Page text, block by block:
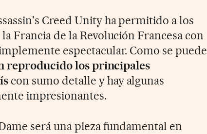
Creed Unity ha permitido a los
Francia de la Revolución Francesa con
espectacular. Como se puede
reproducido los principales
con sumo detalle y hay algunas
impresionantes.
será una pieza fundamental en